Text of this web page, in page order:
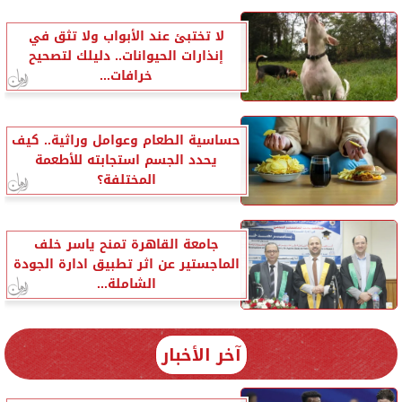
لا تختبئ عند الأبواب ولا تثق في
إنذارات الحيوانات.. دليلك لتصحيح
خرافات...
حساسية الطعام وعوامل وراثية.. كيف
يحدد الجسم استجابته للأطعمة
المختلفة؟
جامعة القاهرة تمنح ياسر خلف
الماجستير عن اثر تطبيق ادارة الجودة
الشاملة...
آخر الأخبار